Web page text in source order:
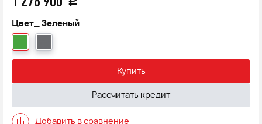
Цвет_ Зеленый
Купить
Рассчитать кредит
Добавить в сравнение